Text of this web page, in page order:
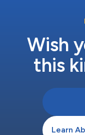
Wish
this
Learn